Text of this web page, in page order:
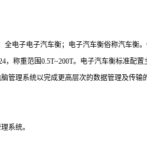
电子电子汽车衡；电子汽车衡俗称汽车衡
称重范围0.5T~200T。电子汽车衡标准配
管理系统以完成更高层次的数据管理及传输
脑管理系统。